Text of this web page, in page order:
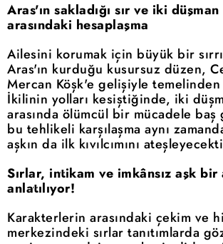
Aras'ın sakladığı sır ve iki
arasındaki hesaplaşma
Ailesini korumak için büyük bir
Aras'ın kurduğu kusursuz düzen,
Mercan Köşk'e gelişiyle temelinden
İkilinin yolları kesiştiğinde, iki
arasında ölümcül bir mücadele
bu tehlikeli karşılaşma aynı
aşkın da ilk kıvılcımını
Sırlar, intikam ve imkânsız aşk bir
anlatılıyor!
Karakterlerin arasındaki çekim ve
merkezindeki sırlar tanıtımlarda